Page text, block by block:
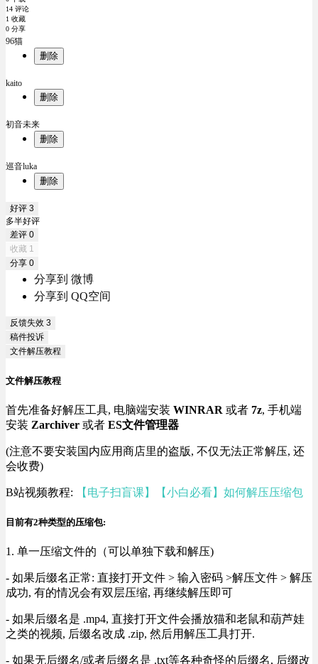
14 评论
1 收藏
0 分享
96猫
删除
kaito
删除
初音未来
删除
巡音luka
删除
好评 3
多半好评
差评 0
收藏 1
分享 0
分享到 微博
分享到 QQ空间
反馈失效 3
稿件投诉
文件解压教程
文件解压教程
首先准备好解压工具, 电脑端安装 WINRAR 或者 7z, 手机端
安装 Zarchiver 或者 ES文件管理器
(注意不要安装国内应用商店里的盗版, 不仅无法正常解压, 还
会收费)
B站视频教程: 【电子扫盲课】【小白必看】如何解压压缩包
目前有2种类型的压缩包:
1. 单一压缩文件的（可以单独下载和解压)
- 如果后缀名正常: 直接打开文件 > 输入密码 >解压文件 > 解压
成功, 有的情况会有双层压缩, 再继续解压即可
- 如果后缀名是 .mp4, 直接打开文件会播放猫和老鼠和葫芦娃
之类的视频, 后缀名改成 .zip, 然后用解压工具打开.
- 如果无后缀名/或者后缀名是 .txt等各种奇怪的后缀名, 后缀改